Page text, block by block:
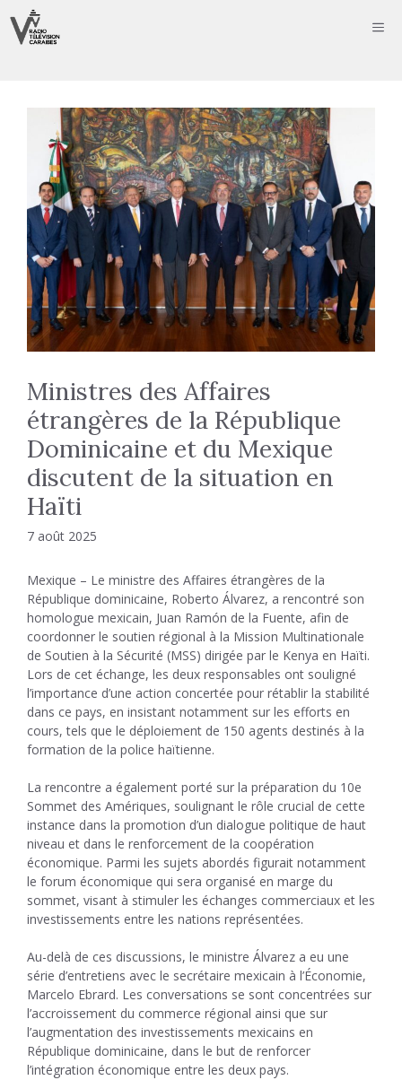
au
contenu
Ministres des Affaires
étrangères de la République
Dominicaine et du Mexique
discutent de la situation en
Haïti
7 août 2025
Mexique – Le ministre des Affaires étrangères de la
République dominicaine, Roberto Álvarez, a rencontré son
homologue mexicain, Juan Ramón de la Fuente, afin de
coordonner le soutien régional à la Mission Multinationale
de Soutien à la Sécurité (MSS) dirigée par le Kenya en Haïti.
Lors de cet échange, les deux responsables ont souligné
l’importance d’une action concertée pour rétablir la stabilité
dans ce pays, en insistant notamment sur les efforts en
cours, tels que le déploiement de 150 agents destinés à la
formation de la police haïtienne.
La rencontre a également porté sur la préparation du 10e
Sommet des Amériques, soulignant le rôle crucial de cette
instance dans la promotion d’un dialogue politique de haut
niveau et dans le renforcement de la coopération
économique. Parmi les sujets abordés figurait notamment
le forum économique qui sera organisé en marge du
sommet, visant à stimuler les échanges commerciaux et les
investissements entre les nations représentées.
Au-delà de ces discussions, le ministre Álvarez a eu une
série d’entretiens avec le secrétaire mexicain à l’Économie,
Marcelo Ebrard. Les conversations se sont concentrées sur
l’accroissement du commerce régional ainsi que sur
l’augmentation des investissements mexicains en
République dominicaine, dans le but de renforcer
l’intégration économique entre les deux pays.